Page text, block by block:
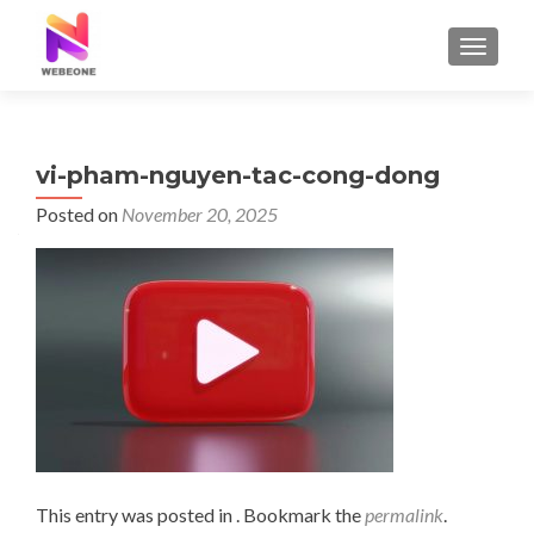
vi-pham-nguyen-tac-cong-dong
Posted on November 20, 2025
This entry was posted in . Bookmark thepermalink.